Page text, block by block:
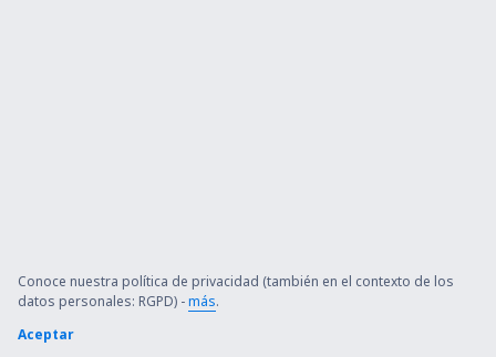
Conoce nuestra política de privacidad (también en el contexto de los
datos personales: RGPD) -más.
Aceptar